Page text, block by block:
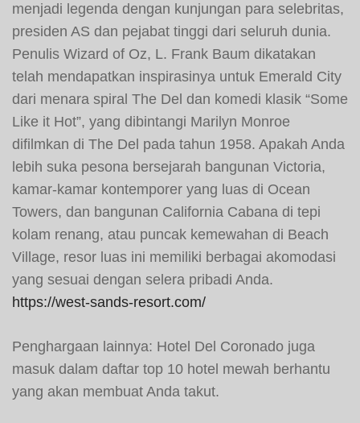
menjadi legenda dengan kunjungan para selebritas,
presiden AS dan pejabat tinggi dari seluruh dunia.
Penulis Wizard of Oz, L. Frank Baum dikatakan
telah mendapatkan inspirasinya untuk Emerald City
dari menara spiral The Del dan komedi klasik “Some
Like it Hot”, yang dibintangi Marilyn Monroe
difilmkan di The Del pada tahun 1958. Apakah Anda
lebih suka pesona bersejarah bangunan Victoria,
kamar-kamar kontemporer yang luas di Ocean
Towers, dan bangunan California Cabana di tepi
kolam renang, atau puncak kemewahan di Beach
Village, resor luas ini memiliki berbagai akomodasi
yang sesuai dengan selera pribadi Anda.
https://west-sands-resort.com/
Penghargaan lainnya: Hotel Del Coronado juga
masuk dalam daftar top 10 hotel mewah berhantu
yang akan membuat Anda takut.